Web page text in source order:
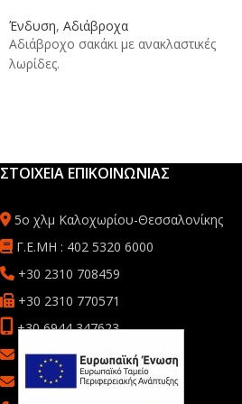
Ένδυση, Αδιάβροχα
Αδιάβροχο σακάκι με ανακλαστικές
λωρίδες.
ΣΤΟΙΧΕΙΑ ΕΠΙΚΟΙΝΩΝΙΑΣ
5ο χλμ Καλοχωρίου-Θεσσαλονίκης
Γ.Ε.ΜΗ : 402 5320 6000
+30 2310 708459
+30 2310 770571
+30 6944 347623
sales@mbsafetyprint.com
info@mb-advertise.gr